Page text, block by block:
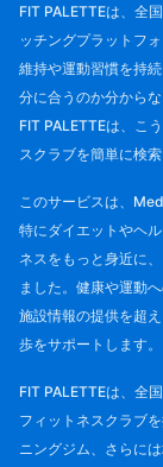
FIT PALETTEは、全
ッチングプラットフ
維持や運動習慣を持
分に合うのか分から
FIT PALETTEは、こ
スクラブを簡単に検
このサービスは、
特にダイエットやヘ
ネスをもっと身近に
ました。健康や運動
施設情報の提供を超
歩をサポートします。
FIT PALETTEは、全
フィットネスクラブ
ニングジム、さらに